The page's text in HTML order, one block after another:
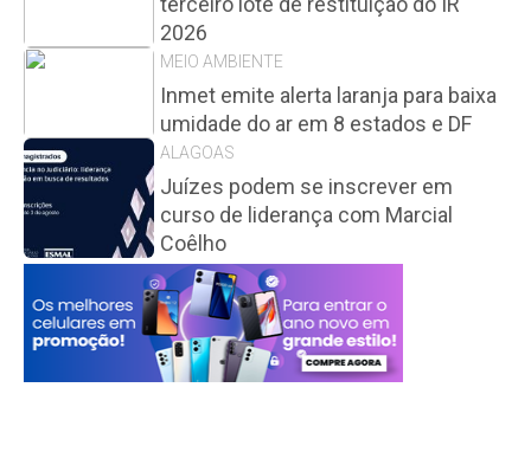
2026
MEIO AMBIENTE
Inmet emite alerta laranja para baixa
umidade do ar em 8 estados e DF
ALAGOAS
Juízes podem se inscrever em
curso de liderança com Marcial
Coêlho